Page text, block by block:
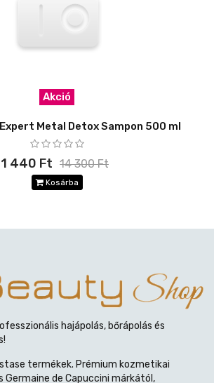
Akció
Metal Detox Sampon 500 ml
440 Ft 14 300 Ft
Kosárba
hajápolás, bőrápolás és
termékek. Prémium kozmetikai
Germaine de Capuccini márkától,